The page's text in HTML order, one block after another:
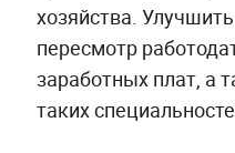
хозяйства.
пересмотр
заработных плат, а
таких